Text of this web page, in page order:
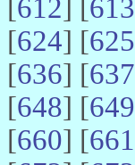
[612] [613
[624] [625
[636] [637
[648] [649
[660] [661